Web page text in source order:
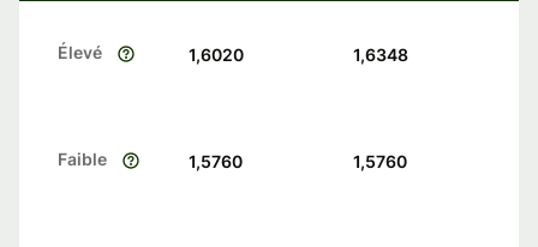
Élevé 1,6020 1,6348
Faible 1,5760 1,5760